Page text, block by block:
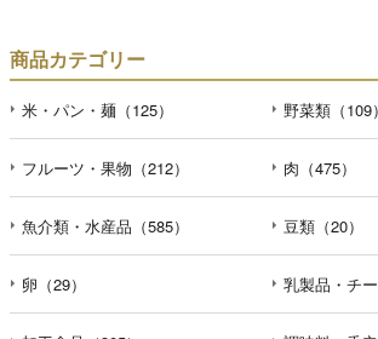
商品カテゴリー
米・パン・麺（125） 野菜類（109）
フルーツ・果物（212） 肉（475）
魚介類・水産品（585） 豆類（20）
卵（29） 乳製品・チー